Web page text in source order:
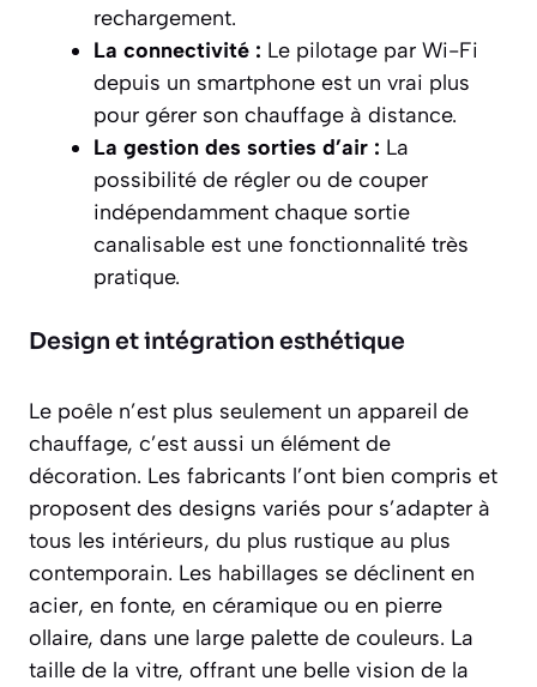
rechargement.
La connectivité : Le pilotage par Wi-Fi
depuis un smartphone est un vrai plus
pour gérer son chauffage à distance.
La gestion des sorties d’air : La
possibilité de régler ou de couper
indépendamment chaque sortie
canalisable est une fonctionnalité très
pratique.
Design et intégration esthétique
Le poêle n’est plus seulement un appareil de
chauffage, c’est aussi un élément de
décoration. Les fabricants l’ont bien compris et
proposent des designs variés pour s’adapter à
tous les intérieurs, du plus rustique au plus
contemporain. Les habillages se déclinent en
acier, en fonte, en céramique ou en pierre
ollaire, dans une large palette de couleurs. La
taille de la vitre, offrant une belle vision de la